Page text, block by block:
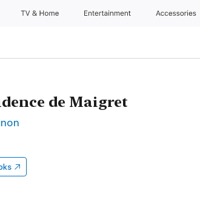
TV & Home Entertainment Accessories
de Maigret